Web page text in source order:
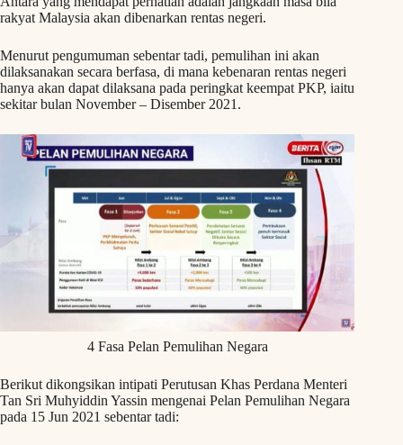
rakyat Malaysia akan dibenarkan rentas negeri.
Menurut pengumuman sebentar tadi, pemulihan ini akan
dilaksanakan secara berfasa, di mana kebenaran rentas negeri
hanya akan dapat dilaksana pada peringkat keempat PKP, iaitu
sekitar bulan November – Disember 2021.
4 Fasa Pelan Pemulihan Negara
Berikut dikongsikan intipati Perutusan Khas Perdana Menteri
Tan Sri Muhyiddin Yassin mengenai Pelan Pemulihan Negara
pada 15 Jun 2021 sebentar tadi: